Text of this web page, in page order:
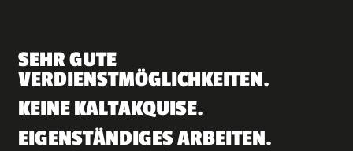
SEHR GUTE
VERDIENSTMÖGLICHKEITEN.
KEINE KALTAKQUISE.
EIGENSTÄNDIGES ARBEITEN.